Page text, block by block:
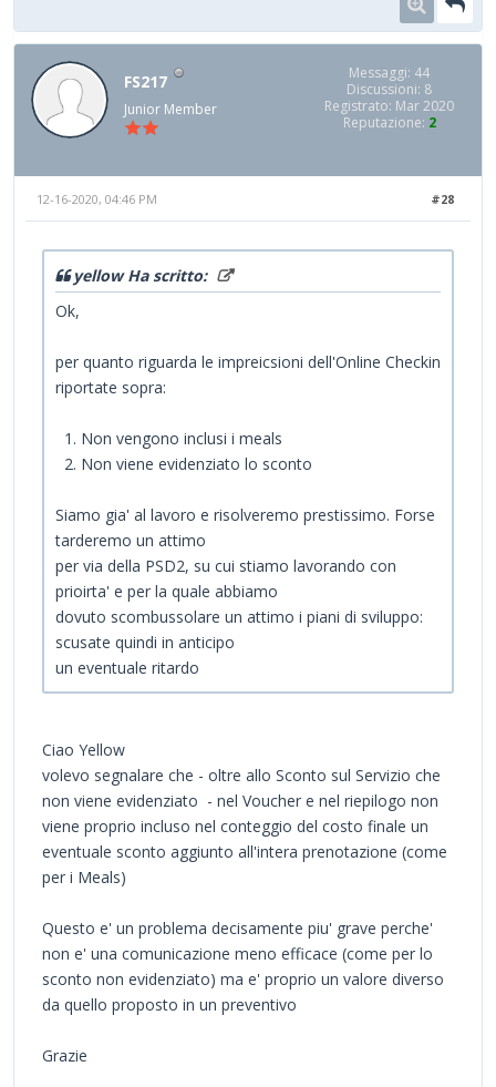
FS217
Junior Member
Messaggi: 44
Discussioni: 8
Registrato: Mar 2020
Reputazione: 2
#28
12-16-2020, 04:46 PM
yellow Ha scritto:
Ok,
per quanto riguarda le impreicsioni dell'Online Checkin
riportate sopra:
1. Non vengono inclusi i meals
2. Non viene evidenziato lo sconto
Siamo gia' al lavoro e risolveremo prestissimo. Forse
tarderemo un attimo
per via della PSD2, su cui stiamo lavorando con
prioirta' e per la quale abbiamo
dovuto scombussolare un attimo i piani di sviluppo:
scusate quindi in anticipo
un eventuale ritardo
Ciao Yellow
volevo segnalare che - oltre allo Sconto sul Servizio che
non viene evidenziato - nel Voucher e nel riepilogo non
viene proprio incluso nel conteggio del costo finale un
eventuale sconto aggiunto all'intera prenotazione (come
per i Meals)
Questo e' un problema decisamente piu' grave perche'
non e' una comunicazione meno efficace (come per lo
sconto non evidenziato) ma e' proprio un valore diverso
da quello proposto in un preventivo
Grazie